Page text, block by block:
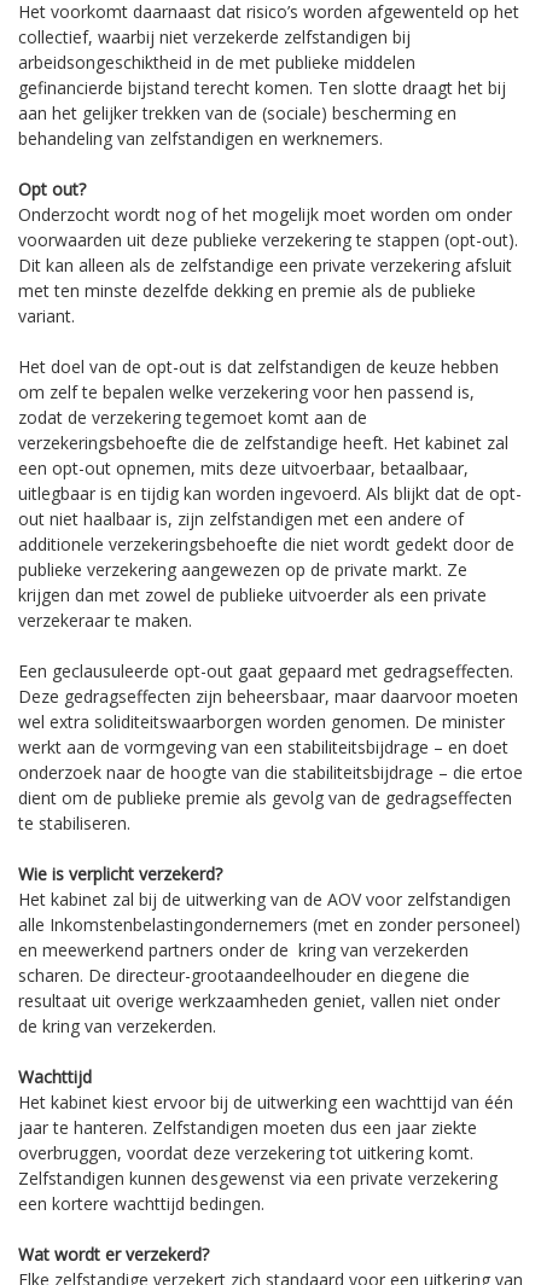
Het voorkomt daarnaast dat risico’s worden afgewenteld op het
collectief, waarbij niet verzekerde zelfstandigen bij
arbeidsongeschiktheid in de met publieke middelen
gefinancierde bijstand terecht komen. Ten slotte draagt het bij
aan het gelijker trekken van de (sociale) bescherming en
behandeling van zelfstandigen en werknemers.
Opt out?
Onderzocht wordt nog of het mogelijk moet worden om onder
voorwaarden uit deze publieke verzekering te stappen (opt-out).
Dit kan alleen als de zelfstandige een private verzekering afsluit
met ten minste dezelfde dekking en premie als de publieke
variant.
Het doel van de opt-out is dat zelfstandigen de keuze hebben
om zelf te bepalen welke verzekering voor hen passend is,
zodat de verzekering tegemoet komt aan de
verzekeringsbehoefte die de zelfstandige heeft. Het kabinet zal
een opt-out opnemen, mits deze uitvoerbaar, betaalbaar,
uitlegbaar is en tijdig kan worden ingevoerd. Als blijkt dat de opt-
out niet haalbaar is, zijn zelfstandigen met een andere of
additionele verzekeringsbehoefte die niet wordt gedekt door de
publieke verzekering aangewezen op de private markt. Ze
krijgen dan met zowel de publieke uitvoerder als een private
verzekeraar te maken.
Een geclausuleerde opt-out gaat gepaard met gedragseffecten.
Deze gedragseffecten zijn beheersbaar, maar daarvoor moeten
wel extra soliditeitswaarborgen worden genomen. De minister
werkt aan de vormgeving van een stabiliteitsbijdrage – en doet
onderzoek naar de hoogte van die stabiliteitsbijdrage – die ertoe
dient om de publieke premie als gevolg van de gedragseffecten
te stabiliseren.
Wie is verplicht verzekerd?
Het kabinet zal bij de uitwerking van de AOV voor zelfstandigen
alle Inkomstenbelastingondernemers (met en zonder personeel)
en meewerkend partners onder de kring van verzekerden
scharen. De directeur-grootaandeelhouder en diegene die
resultaat uit overige werkzaamheden geniet, vallen niet onder
de kring van verzekerden.
Wachttijd
Het kabinet kiest ervoor bij de uitwerking een wachttijd van één
jaar te hanteren. Zelfstandigen moeten dus een jaar ziekte
overbruggen, voordat deze verzekering tot uitkering komt.
Zelfstandigen kunnen desgewenst via een private verzekering
een kortere wachttijd bedingen.
Wat wordt er verzekerd?
Elke zelfstandige verzekert zich standaard voor een uitkering van